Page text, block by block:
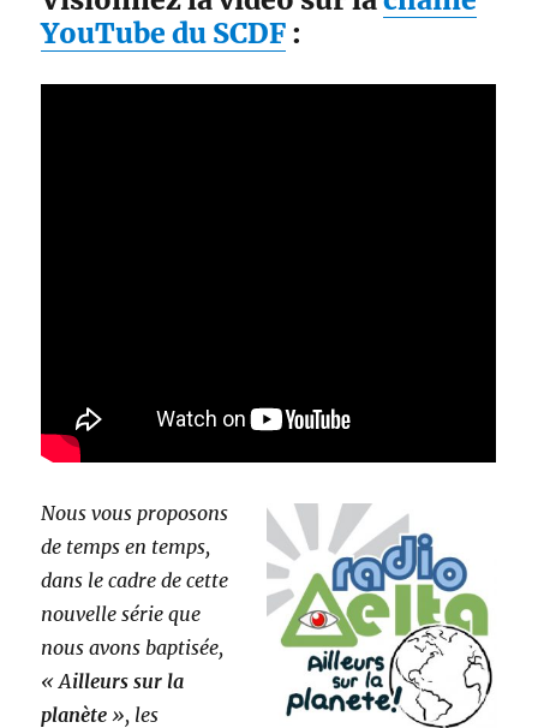
YouTube du SCDF :
Nous vous proposons
de temps en temps,
dans le cadre de cette
nouvelle série que
nous avons baptisée,
« Ailleurs sur la
planète », les